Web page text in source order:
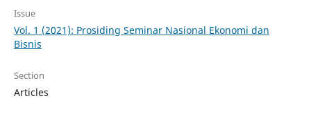
Issue
Vol. 1 (2021): Prosiding Seminar Nasional Ekonomi dan
Bisnis
Section
Articles